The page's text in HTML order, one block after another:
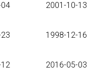
2001-10-13
1998-12-16
2016-05-03